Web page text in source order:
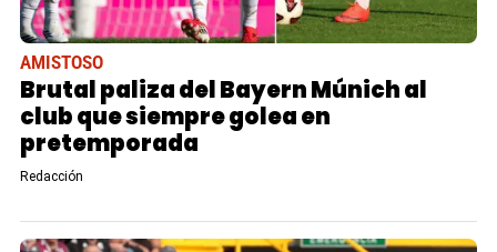
AMISTOSO
Brutal paliza del Bayern Múnich al
club que siempre golea en
pretemporada
Redacción